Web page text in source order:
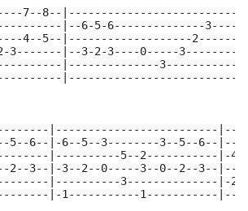
7--8--|--------------------------
|--6-5-6--------------
4--5--|-------------------2------
3-------|--3-2-3----0-----
|--------------3-----------
|--------------------------
|-------------------------
6--|-6--5--3--------3--5--6--
|----------5--2-----------|-
2--3--|-3--2--0-----3--0--2--3--
|----------3--------------|-
|-1-----------1-----------